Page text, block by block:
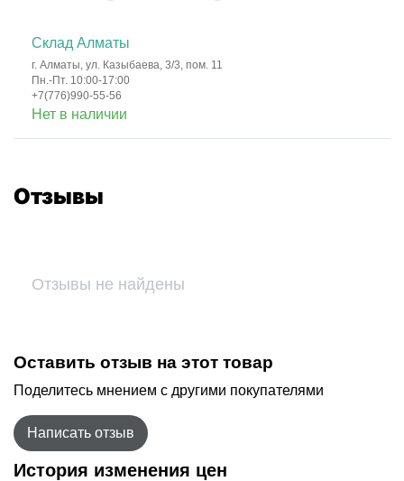
Склад Алматы
г. Алматы, ул. Казыбаева, 3/3, пом. 11
Пн.-Пт. 10:00-17:00
+7(776)990-55-56
Нет в наличии
Отзывы
Отзывы не найдены
Оставить отзыв на этот товар
Поделитесь мнением с другими покупателями
Написать отзыв
История изменения цен